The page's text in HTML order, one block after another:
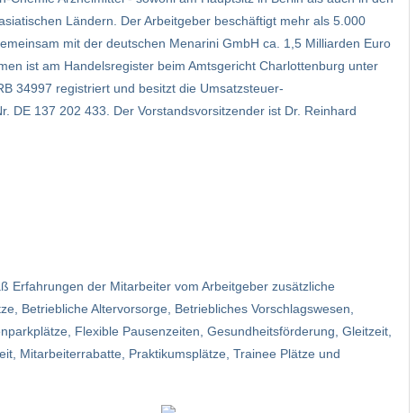
Ländern. Der Arbeitgeber beschäftigt mehr als 5.000
mit der deutschen Menarini GmbH ca. 1,5 Milliarden Euro
ist am Handelsregister beim Amtsgericht Charlottenburg unter
34997 registriert und besitzt die Umsatzsteuer-
DE 137 202 433. Der Vorstandsvorsitzender ist Dr. Reinhard
Erfahrungen der Mitarbeiter vom Arbeitgeber zusätzliche
Betriebliche Altervorsorge, Betriebliches Vorschlagswesen,
Flexible Pausenzeiten, Gesundheitsförderung, Gleitzeit,
Mitarbeiterrabatte, Praktikumsplätze, Trainee Plätze und